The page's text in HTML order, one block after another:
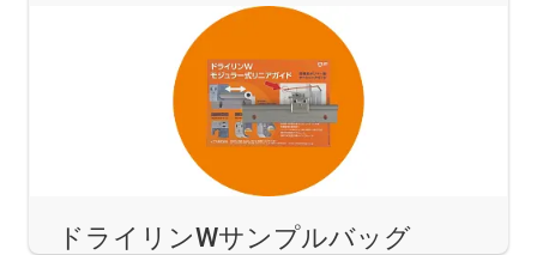
ドライリンWサンプルバッグ